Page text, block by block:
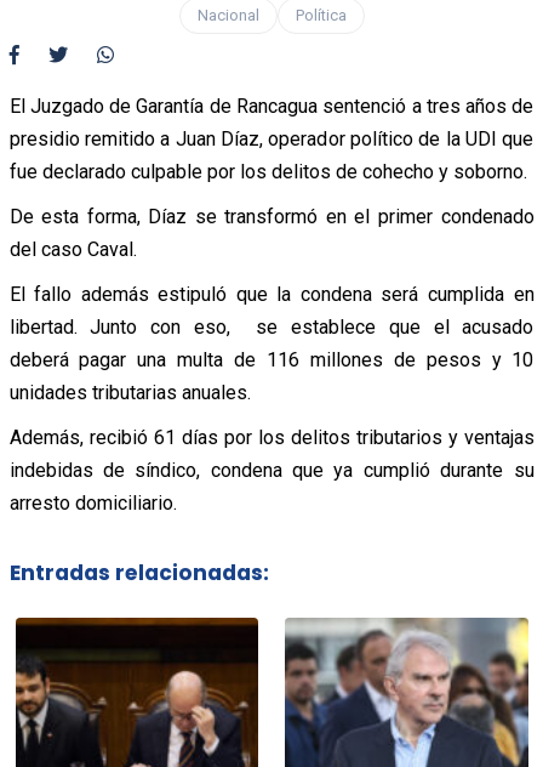
Nacional Política
El Juzgado de Garantía de Rancagua sentenció a tres años de
presidio remitido a Juan Díaz, operador político de la UDI que
fue declarado culpable por los delitos de cohecho y soborno.
De esta forma, Díaz se transformó en el primer condenado
del caso Caval.
El fallo además estipuló que la condena será cumplida en
libertad. Junto con eso, se establece que el acusado
deberá pagar una multa de 116 millones de pesos y 10
unidades tributarias anuales.
Además, recibió 61 días por los delitos tributarios y ventajas
indebidas de síndico, condena que ya cumplió durante su
arresto domiciliario.
Entradas relacionadas: